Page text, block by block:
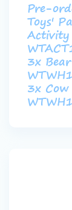
Pre-
Toys'
3x
3x